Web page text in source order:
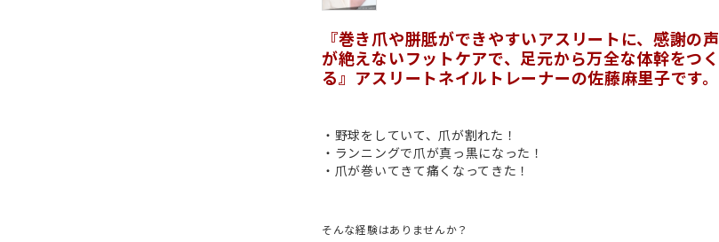
『巻き爪や胼胝ができやすいアスリートに、感謝の声
が絶えないフットケアで、足元から万全な体幹をつく
る』アスリートネイルトレーナーの佐藤麻里子です。
・野球をしていて、爪が割れた！
・ランニングで爪が真っ黒になった！
・爪が巻いてきて痛くなってきた！
そんな経験はありませんか？